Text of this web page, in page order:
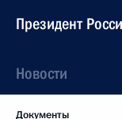
Президент
Новости
Документы